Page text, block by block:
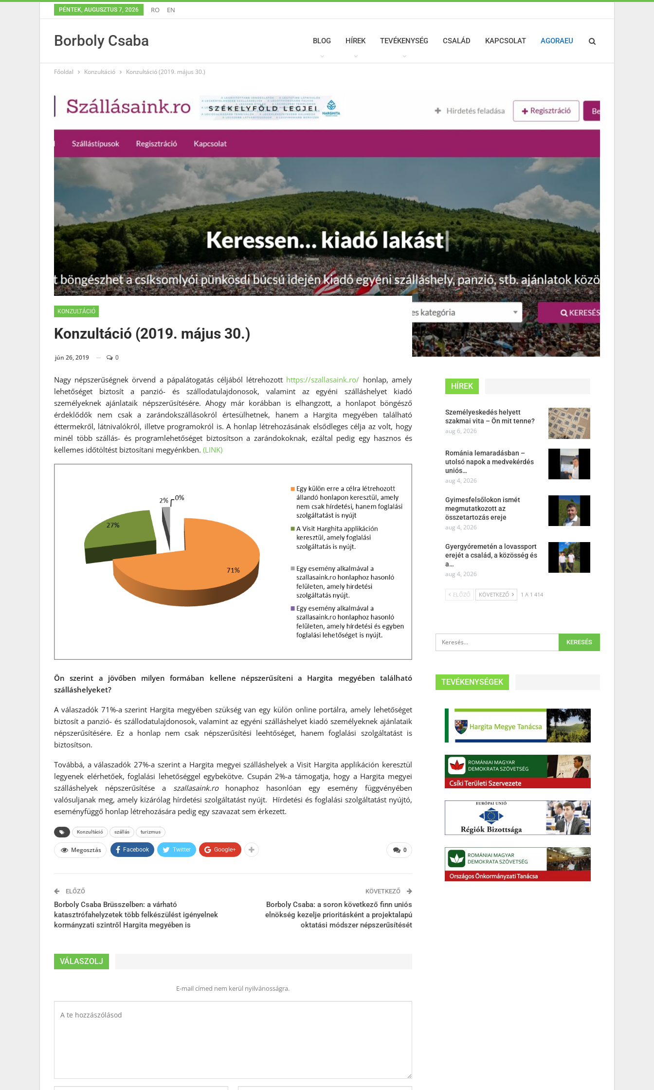
PÉNTEK, AUGUSZTUS 7, 2026 RO EN
Borboly Csaba BLOG HÍREK TEVÉKENYSÉG CSALÁD KAPCSOLAT AGORAEU
Főoldal Konzultáció Konzultáció (2019. május 30.)
KONZULTÁCIÓ
Konzultáció (2019. május 30.)
jún 26, 2019 0
Nagy népszerűségnek örvend a pápalátogatás céljából létrehozott https://szallasaink.ro/ honlap, amely
lehetőséget biztosít a panzió- és szállodatulajdonosok, valamint az egyéni szálláshelyet kiadó
személyeknek ajánlataik népszerűsítésére. Ahogy már korábban is elhangzott, a honlapot böngésző
érdeklődők nem csak a zarándokszállásokról értesülhetnek, hanem a Hargita megyében található
éttermekről, látnivalókról, illetve programokról is. A honlap létrehozásának elsődleges célja az volt, hogy
minél több szállás- és programlehetőséget biztosítson a zarándokoknak, ezáltal pedig egy hasznos és
kellemes időtöltést biztosítani megyénkben. (LINK)
Ön szerint a jövőben milyen formában kellene népszerűsíteni a Hargita megyében található
szálláshelyeket?
A válaszadók 71%-a szerint Hargita megyében szükség van egy külön online portálra, amely lehetőséget
biztosít a panzió- és szállodatulajdonosok, valamint az egyéni szálláshelyet kiadó személyeknek ajánlataik
népszerűsítésére. Ez a honlap nem csak népszerűsítési leehtőséget, hanem foglalási szolgáltatást is
biztosítson.
Továbbá, a válaszadók 27%-a szerint a Hargita megyei szálláshelyek a Visit Hargita applikáción keresztül
legyenek elérhetőek, foglalási lehetőséggel egybekötve. Csupán 2%-a támogatja, hogy a Hargita megyei
szálláshelyek népszerűsítése a szallasaink.rohonaphoz hasonlóan egy esemény függvényében
valósuljanak meg, amely kizárólag hírdetési szolgáltatást nyújt. Hírdetési és foglalási szolgáltatást nyújtó,
eseményfüggő honlap létrehozására pedig egy szavazat sem érkezett.
Konzultáció szállás turizmus
0
Megosztás Facebook Twitter Google+
ELŐZŐ
Borboly Csaba Brüsszelben: a várható
katasztrófahelyzetek több felkészülést igényelnek
kormányzati szintről Hargita megyében is
KÖVETKEZŐ
Borboly Csaba: a soron következő finn uniós
elnökség kezelje prioritásként a projektalapú
oktatási módszer népszerűsítését
VÁLASZOLJ
E-mail címed nem kerül nyilvánosságra.
HÍREK
Személyeskedés helyett
szakmai vita – Ön mit tenne?
aug 6, 2026
Románia lemaradásban –
utolsó napok a medvekérdés
uniós…
aug 4, 2026
Gyimesfelsőlokon ismét
megmutatkozott az
összetartozás ereje
aug 4, 2026
Gyergyóremetén a lovassport
erejét a család, a közösség és
a…
aug 4, 2026
ELŐZŐ KÖVETKEZŐ 1 A 1 414
TEVÉKENYSÉGEK